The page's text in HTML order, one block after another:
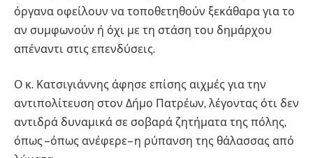
όργανα οφείλουν να τοποθετηθούν ξεκάθαρα για το
αν συμφωνούν ή όχι με τη στάση του δημάρχου
απέναντι στις επενδύσεις.
Ο κ. Κατσιγιάννης άφησε επίσης αιχμές για την
αντιπολίτευση στον Δήμο Πατρέων, λέγοντας ότι δεν
αντιδρά δυναμικά σε σοβαρά ζητήματα της πόλης,
όπως –όπως ανέφερε– η ρύπανση της θάλασσας από